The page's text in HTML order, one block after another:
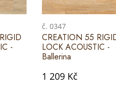
-
č. 0347
CREATION 55
LOCK ACOUSTIC -
Ballerina
1 209 Kč